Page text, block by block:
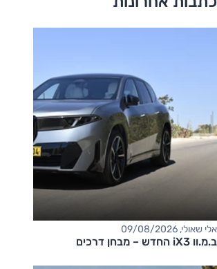
אלי שאולי, 09/08/2026
ב.מ.וו iX3 החדש – מבחן דרכים